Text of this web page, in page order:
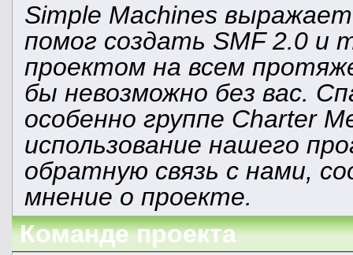
Simple Machines
помог создать SMF 2.0 и
проектом на всем
бы невозможно без вас.
особенно группе Charter
использование нашего
обратную связь с нами,
мнение о проекте.
Команде проекта